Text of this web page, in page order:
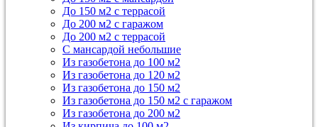
До 150 м2 с террасой
До 200 м2 с гаражом
До 200 м2 с террасой
С мансардой небольшие
Из газобетона до 100 м2
Из газобетона до 120 м2
Из газобетона до 150 м2
Из газобетона до 150 м2 с гаражом
Из газобетона до 200 м2